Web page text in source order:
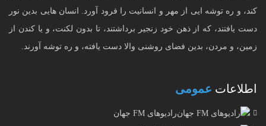
کند، و ره توشه ایی از مهر و انسانیت را فرود آورد. انسان هایی بدین نور
دست یافتند، که از ذهن خود زنجیر برداشتند، تا بدون لکنت، و یا کندن از
زمین، و مردن، بدین فضای روشنی والا دست یافته، و ره توشه آورند.
اطلاعات عمومی
رادیوهای FM جهان